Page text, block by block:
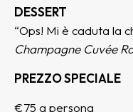
DESSERT
“Ops! Mi è caduta la
Champagne Cuvée
PREZZO SPECIALE
€75 a persona